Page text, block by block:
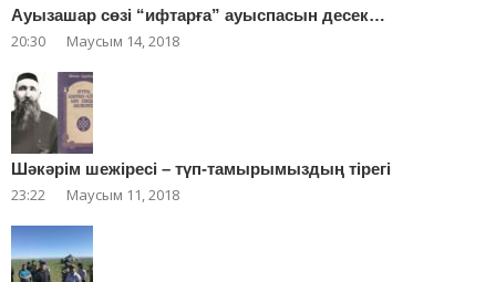
Ауызашар сөзі “ифтарға” ауыспасын десек…
20:30 Маусым 14, 2018
Шәкәрім шежіресі – түп-тамырымыздың тірегі
23:22 Маусым 11, 2018